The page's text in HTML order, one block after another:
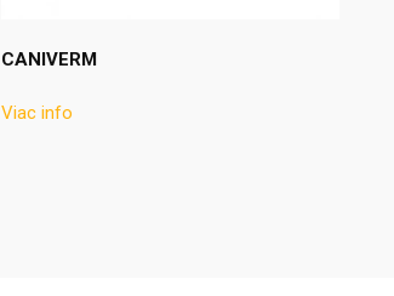
CANIVERM
Viac info